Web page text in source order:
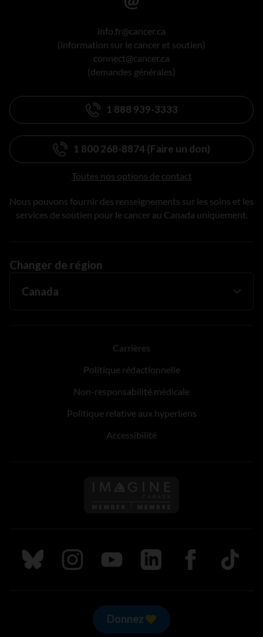
info.fr@cancer.ca
(information sur le cancer et soutien)
connect@cancer.ca
(demandes générales)
1 888 939-3333
1 800 268-8874 (Faire un don)
Toutes nos options de contact
Nous pouvons fournir des renseignements sur les soins et les
services de soutien pour le cancer au Canada uniquement.
Changer de région
Carrières
Politique rédactionnelle
Non-responsabilité médicale
Politique relative aux hyperliens
Accessibilité
Suivez nous sur Bluesky
Suivez nous sur Instagram
Suivez nous sur Youtube
Suivez nous sur LinkedIn
Suivez nous sur
TikTok
Donnez